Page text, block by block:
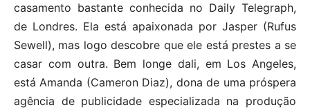
casamento bastante conhecida no Daily Telegraph,
de Londres. Ela está apaixonada por Jasper (Rufus
Sewell), mas logo descobre que ele está prestes a se
casar com outra. Bem longe dali, em Los Angeles,
está Amanda (Cameron Diaz), dona de uma próspera
agência de publicidade especializada na produção